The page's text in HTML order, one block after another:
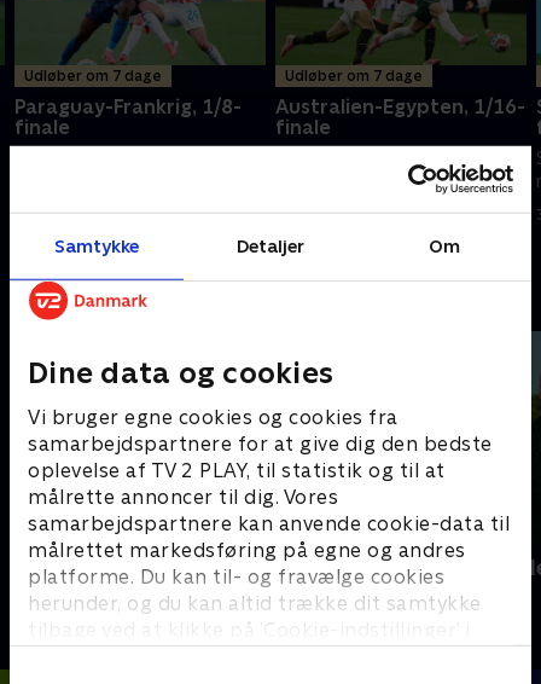
Samtykke Detaljer Om
Dine data og cookies
Vi bruger egne cookies og cookies fra
samarbejdspartnere for at give dig den bedste
oplevelse af TV 2 PLAY, til statistik og til at
målrette annoncer til dig. Vores
samarbejdspartnere kan anvende cookie-data til
målrettet markedsføring på egne og andres
platforme. Du kan til- og fravælge cookies
herunder, og du kan altid trække dit samtykke
tilbage ved at klikke på ’Cookie-indstillinger’ i
Udløber om 7 dage
Paraguay-Frankrig, 1/8-
finale
4. juli 2026 • 109 min
Udløber om 7 dage
Australien-Egypten, 1/16-
finale
mellem Australien og Egypten.
3. juli 2026 • 164 min
Andre så også
Kristoffer Olsson - min vigtigste
kamp
2024 • Fodbold • 22 min
Fodbold